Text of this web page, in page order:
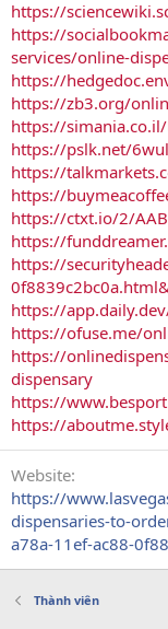
https://
https://
services/online-
https://
https://zb3.org/
https://
https://pslk.net/
https://
https://
https://ctxt.io/2/
https://
https://
https://
https://ofuse.me/
https://
dispensary
https://
https://
Website
https://
dispensaries-to-
a78a-11ef-ac88-
Thành viên